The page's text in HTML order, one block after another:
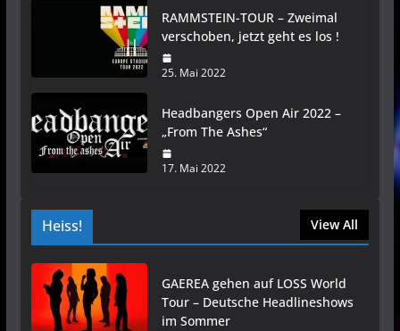
RAMMSTEIN-TOUR – Zweimal
verschoben, jetzt geht es los !
25. Mai 2022
Headbangers Open Air 2022 –
„From The Ashes“
17. Mai 2022
Heiss! View All
GAEREA gehen auf LOSS World
Tour – Deutsche Headlineshows
im Sommer